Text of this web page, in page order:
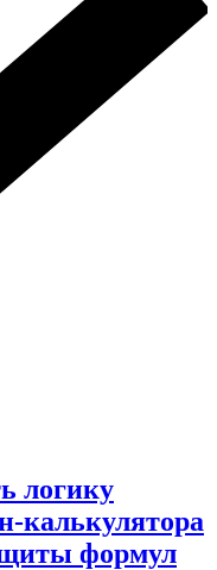
логику
калькулятора
формул